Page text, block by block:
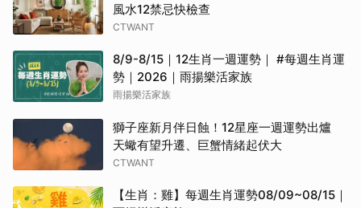
風水12禁忌快檢查
CTWANT
8/9-8/15｜12生肖一週運勢｜ #每週生肖運
勢｜2026｜雨揚樂活家族
雨揚樂活家族
獅子座新月伴日蝕！12星座一週運勢出爐
天蠍有望升遷、巨蟹情緒起伏大
CTWANT
【生肖：雞】每週生肖運勢08/09~08/15｜